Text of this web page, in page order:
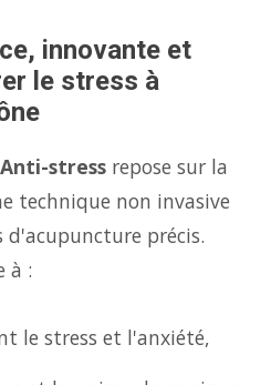
innovante et
le stress à
stress repose sur la
technique non invasive
précis.
à :
le stress et l'anxiété,